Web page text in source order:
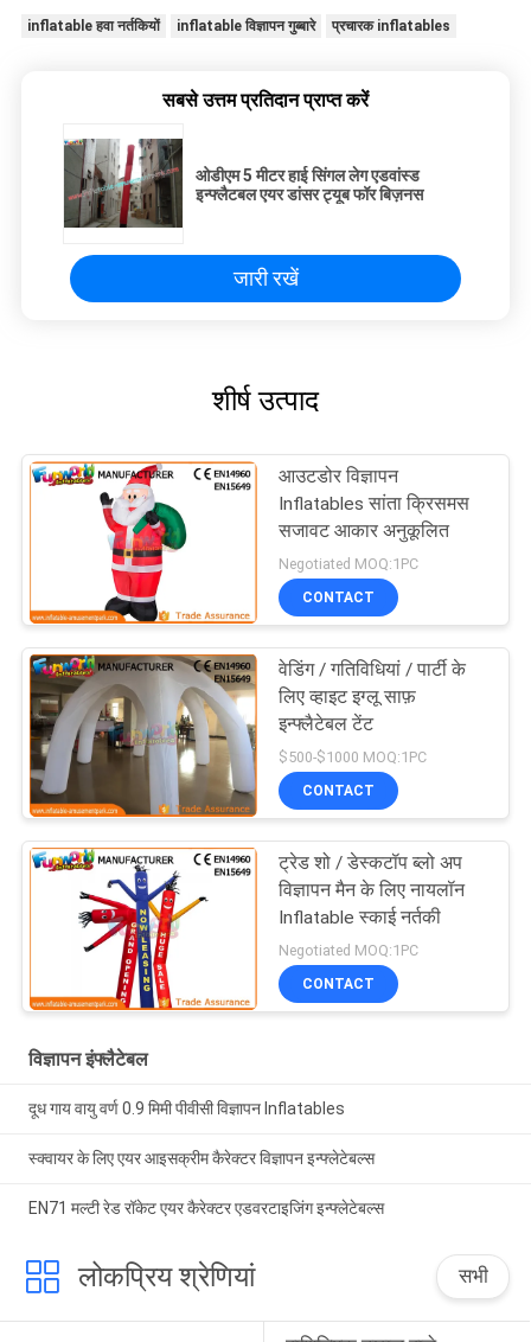
inflatable हवा नर्तकियों inflatable विज्ञापन गुब्बारे प्रचारक inflatables
सबसे उत्तम प्रतिदान प्राप्त करें
ओडीएम 5 मीटर हाई सिंगल लेग एडवांस्ड
इन्फ्लैटबल एयर डांसर ट्यूब फॉर बिज़नस
जारी रखें
शीर्ष उत्पाद
आउटडोर विज्ञापन
Inflatables सांता क्रिसमस
सजावट आकार अनुकूलित
Negotiated MOQ:1PC
CONTACT
वेडिंग / गतिविधियां / पार्टी के
लिए व्हाइट इग्लू साफ़
इन्फ्लैटेबल टेंट
$500-$1000 MOQ:1PC
CONTACT
ट्रेड शो / डेस्कटॉप ब्लो अप
विज्ञापन मैन के लिए नायलॉन
Inflatable स्काई नर्तकी
Negotiated MOQ:1PC
CONTACT
विज्ञापन इंफ्लैटेबल
दूध गाय वायु वर्ण 0.9 मिमी पीवीसी विज्ञापन Inflatables
स्क्वायर के लिए एयर आइसक्रीम कैरेक्टर विज्ञापन इन्फ्लेटेबल्स
EN71 मल्टी रेड रॉकेट एयर कैरेक्टर एडवरटाइजिंग इन्फ्लेटेबल्स
लोकप्रिय श्रेणियां सभी